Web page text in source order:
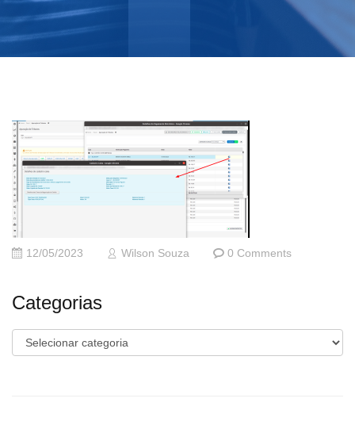
12/05/2023 Wilson Souza 0 Comments
Categorias
Categorias